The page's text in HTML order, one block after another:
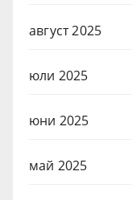
август 2025
юли 2025
юни 2025
май 2025